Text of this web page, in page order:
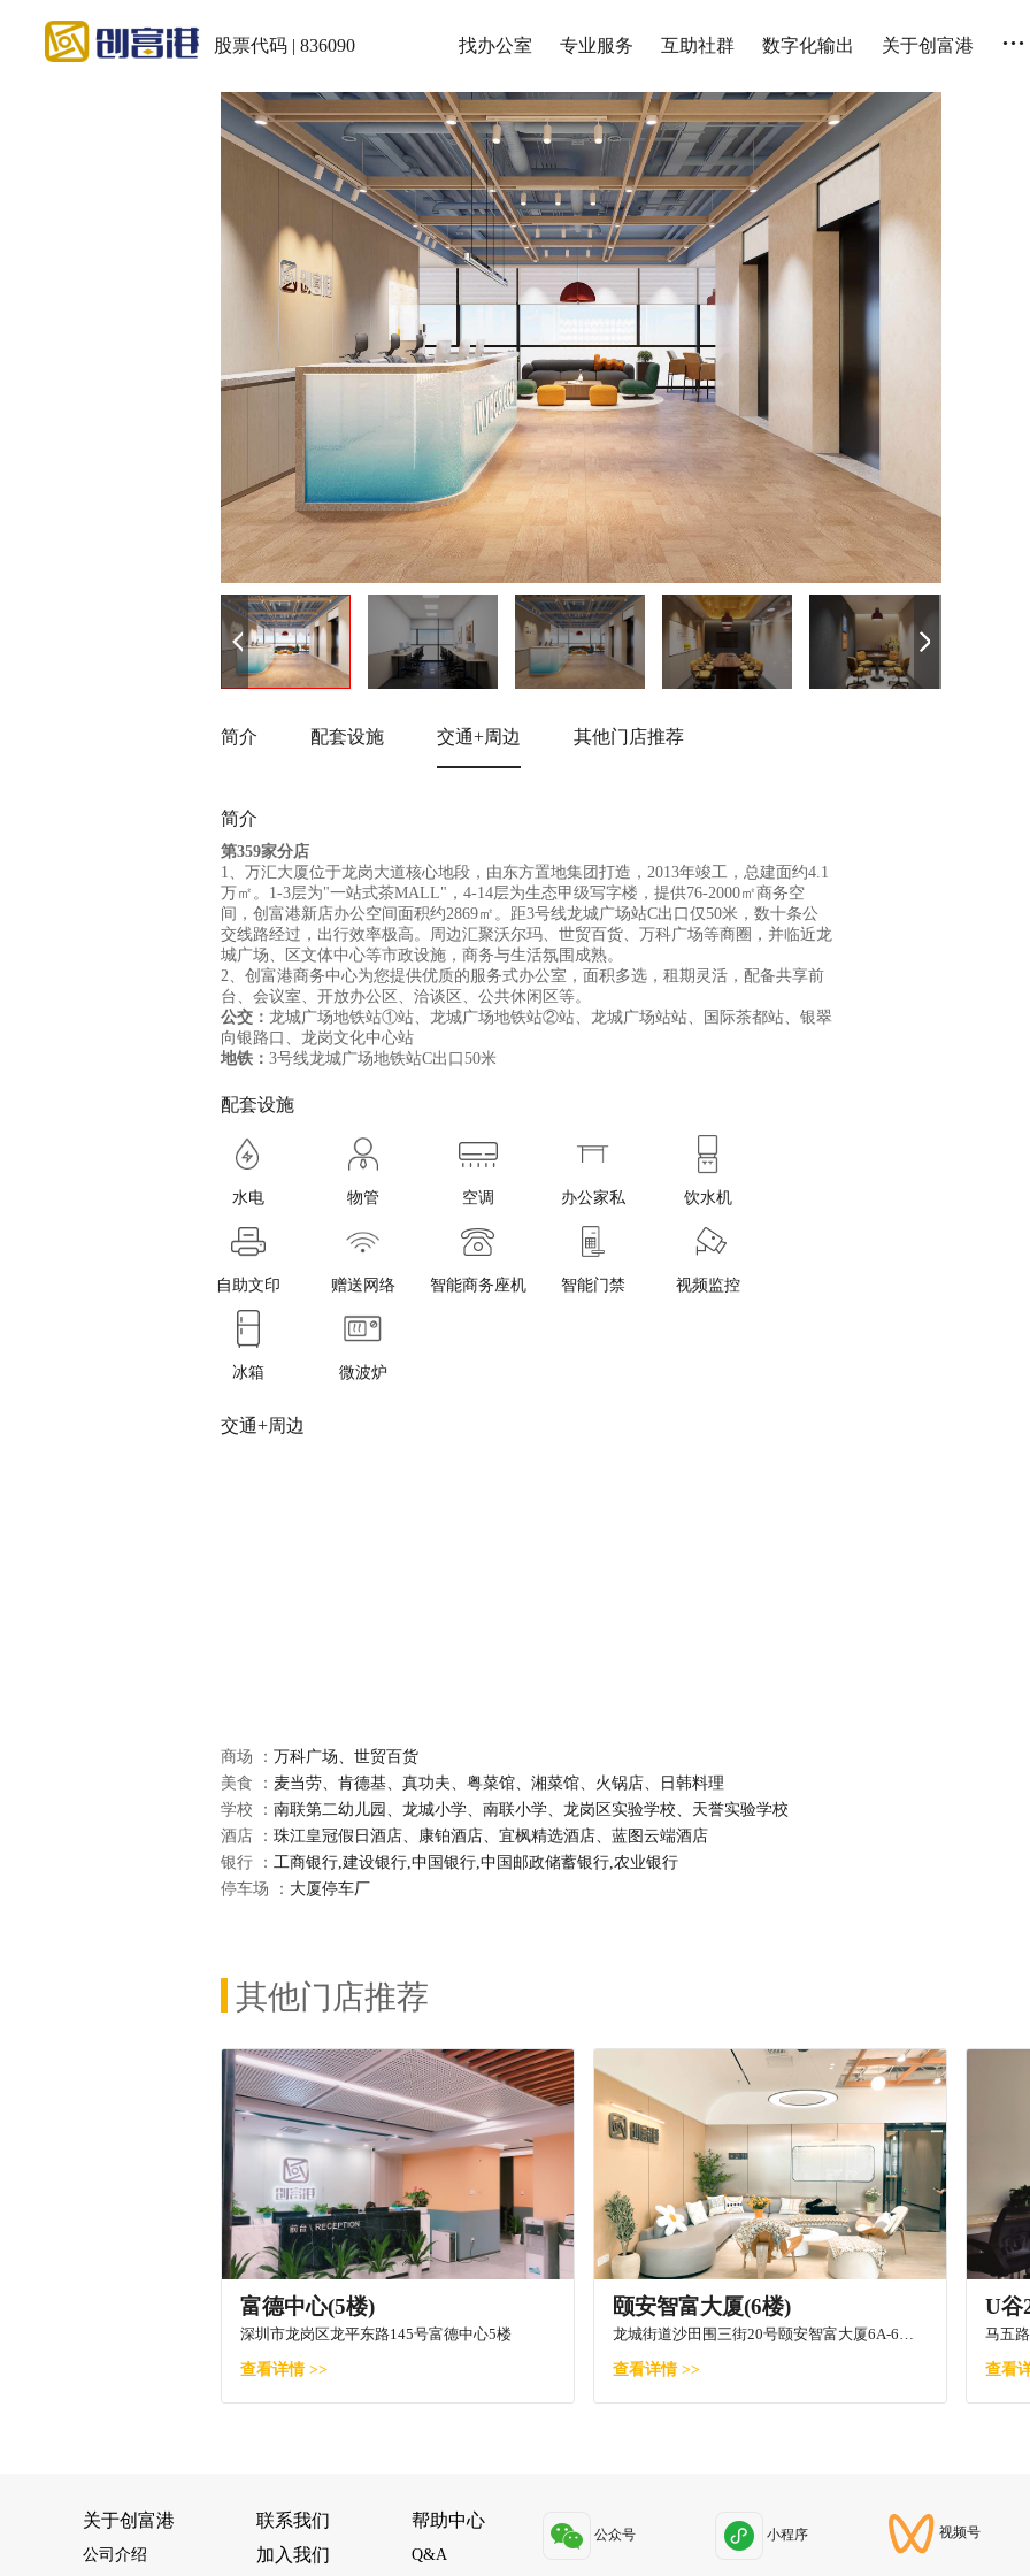
股票代码 | 836090 找办公室 专业服务 互助社群 数字化输出 关于创富港 ...
简介 配套设施 交通+周边 其他门店推荐
简介
第359家分店
1、万汇大厦位于龙岗大道核心地段，由东方置地集团打造，2013年竣工，总建面约4.1
万㎡。1-3层为"一站式茶MALL"，4-14层为生态甲级写字楼，提供76-2000㎡商务空
间，创富港新店办公空间面积约2869㎡。距3号线龙城广场站C出口仅50米，数十条公
交线路经过，出行效率极高。周边汇聚沃尔玛、世贸百货、万科广场等商圈，并临近龙
城广场、区文体中心等市政设施，商务与生活氛围成熟。
2、创富港商务中心为您提供优质的服务式办公室，面积多选，租期灵活，配备共享前
台、会议室、开放办公区、洽谈区、公共休闲区等。
公交： 龙城广场地铁站①站、龙城广场地铁站②站、龙城广场站站、国际茶都站、银翠
向银路口、龙岗文化中心站
地铁： 3号线龙城广场地铁站C出口50米
配套设施
水电 物管 空调 办公家私 饮水机
自助文印 赠送网络 智能商务座机 智能门禁 视频监控
冰箱 微波炉
交通+周边
商场 ： 万科广场、世贸百货
美食 ： 麦当劳、肯德基、真功夫、粤菜馆、湘菜馆、火锅店、日韩料理
学校 ： 南联第二幼儿园、龙城小学、南联小学、龙岗区实验学校、天誉实验学校
酒店 ： 珠江皇冠假日酒店、康铂酒店、宜枫精选酒店、蓝图云端酒店
银行 ： 工商银行,建设银行,中国银行,中国邮政储蓄银行,农业银行
停车场 ： 大厦停车厂
其他门店推荐
富德中心(5楼)
深圳市龙岗区龙平东路145号富德中心5楼
查看详情 >>
颐安智富大厦(6楼)
龙城街道沙田围三街20号颐安智富大厦6A-6N（6楼整层）
查看详情 >>
U谷
马五
查看
关于创富港
公司介绍
联系我们
加入我们
帮助中心
Q&A
公众号 小程序 视频号